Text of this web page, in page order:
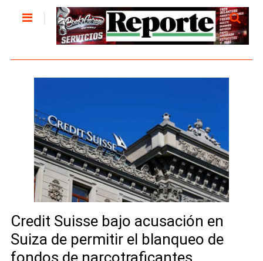
Credit Suisse bajo acusación en
Suiza de permitir el blanqueo de